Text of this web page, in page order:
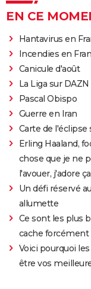
EN CE
Hantavirus en
Incendies en
Canicule d'août
La Liga sur DAZN
Pascal Obispo
Guerre en Iran
Carte de l'éclipse
Erling Haaland,
chose que je ne
l'avouer, j'adore
Un défi réservé
allumette
Ce sont les plus
cache forcément
Voici pourquoi
être vos